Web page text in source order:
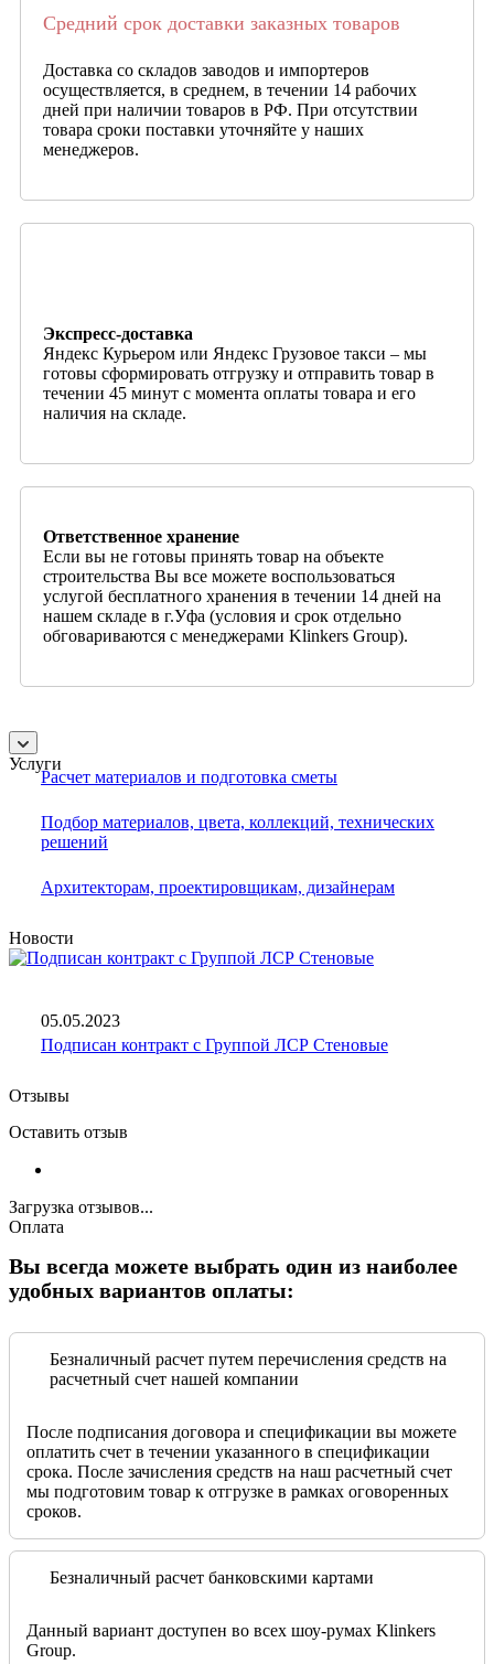
Средний срок доставки заказных товаров
Доставка со складов заводов и импортеров
осуществляется, в среднем, в течении 14 рабочих
дней при наличии товаров в РФ. При отсутствии
товара сроки поставки уточняйте у наших
менеджеров.
Экспресс-доставка
Яндекс Курьером или Яндекс Грузовое такси – мы
готовы сформировать отгрузку и отправить товар в
течении 45 минут с момента оплаты товара и его
наличия на складе.
Ответственное хранение
Если вы не готовы принять товар на объекте
строительства Вы все можете воспользоваться
услугой бесплатного хранения в течении 14 дней на
нашем складе в г.Уфа (условия и срок отдельно
обговариваются с менеджерами Klinkers Group).
Услуги
Расчет материалов и подготовка сметы
Подбор материалов, цвета, коллекций, технических
решений
Архитекторам, проектировщикам, дизайнерам
Новости
05.05.2023
Подписан контракт с Группой ЛСР Стеновые
Отзывы
Оставить отзыв
Загрузка отзывов...
Оплата
Вы всегда можете выбрать один из наиболее
удобных вариантов оплаты:
Безналичный расчет путем перечисления средств на
расчетный счет нашей компании
После подписания договора и спецификации вы можете
оплатить счет в течении указанного в спецификации
срока. После зачисления средств на наш расчетный счет
мы подготовим товар к отгрузке в рамках оговоренных
сроков.
Безналичный расчет банковскими картами
Данный вариант доступен во всех шоу-румах Klinkers
Group.